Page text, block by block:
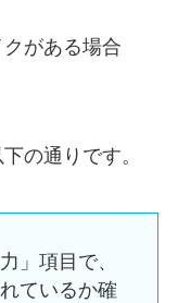
がある場合
の通りです。
」項目で、
ているか確